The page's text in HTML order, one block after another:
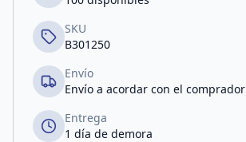
SKU
B301250
Envío
Envío a acordar con el comprador
Entrega
1 día de demora